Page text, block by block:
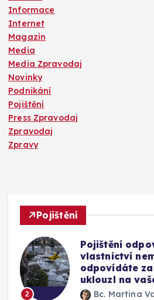
Informace
Internet
Magazín
Media
Media Zpravodaj
Novinky
Podnikání
Pojištění
Press Zpravodaj
Zpravodaj
Zpravy
Pojištění
2
Pojištění
vlastnictví
odpovídáte
uklouzl na
Bc. Martina